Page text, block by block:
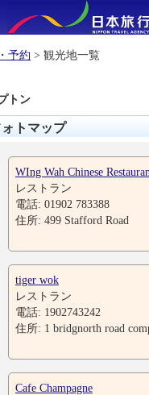
予約 > 観光地一覧
トン
トマップ
WIng Wah Chinese
レストラン
電話: 01902 783388
住所: 499 Stafford Road
tiger wok
レストラン
電話: 1902743242
住所: 1 bridgnorth road
Cafe Champagne